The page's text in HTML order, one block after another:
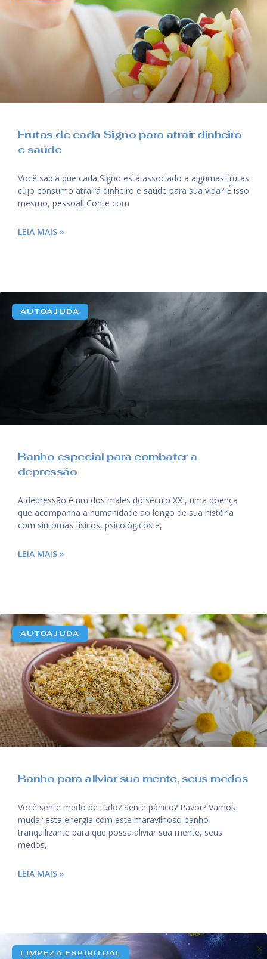
Frutas de cada Signo para atrair dinheiro
e saúde
Você sabia que cada Signo está associado a algumas frutas
cujo consumo atrairá dinheiro e saúde para sua vida? É isso
mesmo, pessoal! Conte com
LEIA MAIS »
AUTOAJUDA
Banho especial para combater a
depressão
A depressão é um dos males do século XXI, uma doença
que acompanha a humanidade ao longo de sua história
com sintomas físicos, psicológicos e,
LEIA MAIS »
AUTOAJUDA
Banho para aliviar sua mente, seus medos
Você sente medo de tudo? Sente pânico? Pavor? Vamos
mudar esta energia com este maravilhoso banho
tranquilizante para que possa aliviar sua mente, seus
medos,
LEIA MAIS »
LIMPEZA ESPIRITUAL